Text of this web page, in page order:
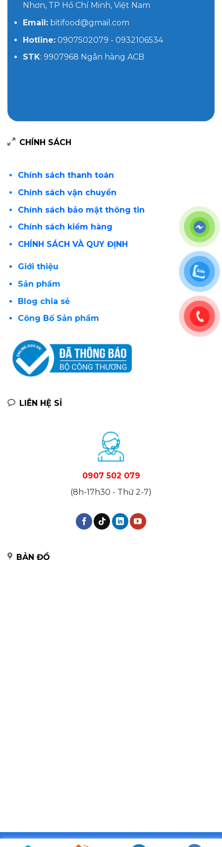
Nhơn, TP Hồ Chí Minh, Việt Nam
Email:bitifood@gmail.com
Hotline:0907502079 - 0932106534
STK: 9907968 Ngân hàng ACB
CHÍNH SÁCH
Chính sách thanh toán
Chính sách vận chuyển
Chính sách bảo mật thông tin
Chính sách kiểm hàng
CHÍNH SÁCH VÀ QUY ĐỊNH
Giới thiệu
Sản phẩm
Blog chia sẻ
Công Bố Sản phẩm
LIÊN HỆ SỈ
0907 502 079
(8h-17h30 - Thứ 2-7)
BẢN ĐỒ